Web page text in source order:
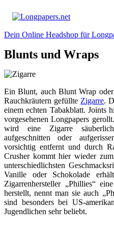
Dein Online Headshop für
Blunts und Wraps
Ein Blunt, auch Blunt Wrap
Rauchkräutern gefüllte Zigarre.
einem echten Tabakblatt. Joints
vorgesehenen Longpapers
wird eine Zigarre
aufgeschnitten oder
vorsichtig entfernt und durch
Crusher kommt hier wieder
unterschiedlichsten
Vanille oder Schokolade
Zigarrenhersteller „Phillies“
herstellt, nennt man sie auch
sind besonders bei US-
Jugendlichen sehr beliebt.